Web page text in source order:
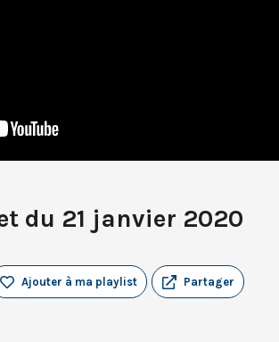
du 21 janvier 2020
Partager
Ajouter à ma playlist